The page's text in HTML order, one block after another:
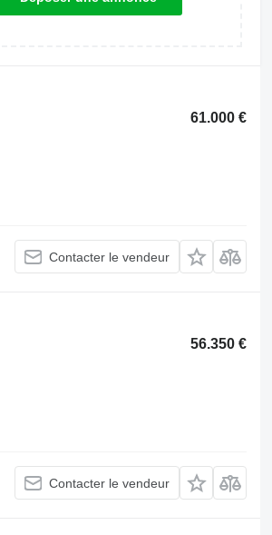
61.000 €
Contacter le vendeur
56.350 €
Contacter le vendeur